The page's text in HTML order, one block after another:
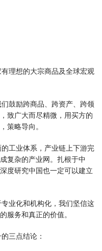
理想的大宗商品及全球宏观
鼓励跨商品、跨资产、跨领
致广大而尽精微，用买方的
策略导向。
工业体系，产业链上下游完
复杂的产业网。扎根于中
度研究中国也一定可以建立
业化和机构化，我们坚信这
服务和真正的价值。
三点结论：